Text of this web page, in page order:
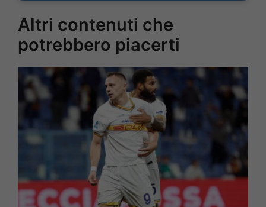
Altri contenuti che
potrebbero piacerti